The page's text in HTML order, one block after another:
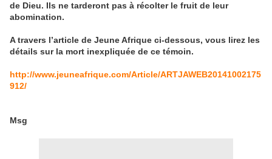
de Dieu. Ils ne tarderont pas à récolter le fruit de leur
abomination.
A travers l’article de Jeune Afrique ci-dessous, vous lirez les
détails sur la mort inexpliquée de ce témoin.
http://www.jeuneafrique.com/Article/ARTJAWEB20141002175
912/
Msg